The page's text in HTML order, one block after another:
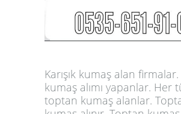
Karışık kumaş alan firmalar.
kumaş alımı yapanlar. Her
toptan kumaş alanlar.